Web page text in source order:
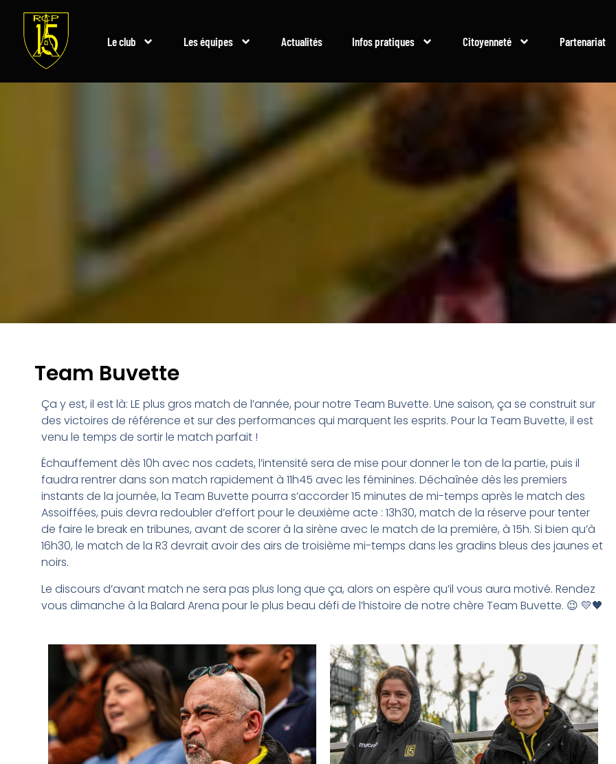
Le club Les équipes Actualités Infos pratiques Citoyenneté Partenariat
Team Buvette
Ça y est, il est là: LE plus gros match de l’année, pour notre Team Buvette. Une saison, ça se construit sur
des victoires de référence et sur des performances qui marquent les esprits. Pour la Team Buvette, il est
venu le temps de sortir le match parfait !
Échauffement dès 10h avec nos cadets, l’intensité sera de mise pour donner le ton de la partie, puis il
faudra rentrer dans son match rapidement à 11h45 avec les féminines. Déchaînée dès les premiers
instants de la journée, la Team Buvette pourra s’accorder 15 minutes de mi-temps après le match des
Assoiffées, puis devra redoubler d’effort pour le deuxième acte : 13h30, match de la réserve pour tenter
de faire le break en tribunes, avant de scorer à la sirène avec le match de la première, à 15h. Si bien qu’à
16h30, le match de la R3 devrait avoir des airs de troisième mi-temps dans les gradins bleus des jaunes et
noirs.
Le discours d’avant match ne sera pas plus long que ça, alors on espère qu’il vous aura motivé. Rendez
vous dimanche à la Balard Arena pour le plus beau défi de l’histoire de notre chère Team Buvette. 😉 💛🖤